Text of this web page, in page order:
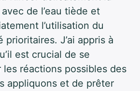
de l’eau tiède et
l’utilisation du
J’ai appris à
est crucial de se
les réactions possibles des
appliquons et de prêter